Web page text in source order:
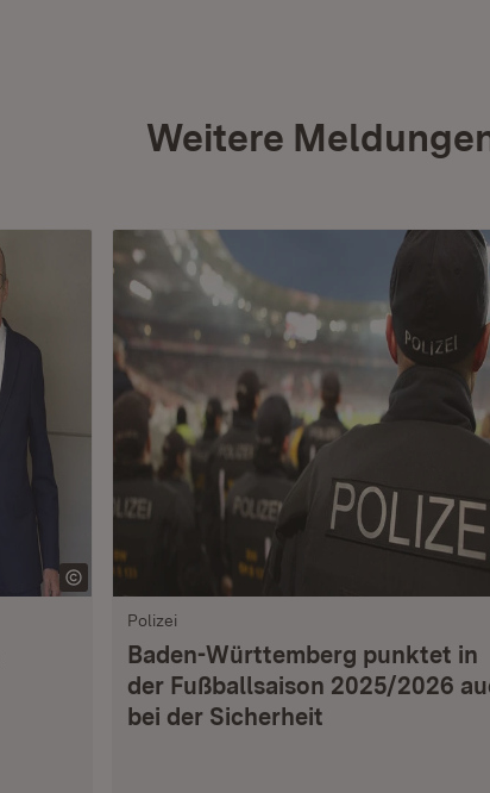
Weitere
Polizei
Baden-Württemberg punktet in
der Fußballsaison 2025/2026
bei der Sicherheit